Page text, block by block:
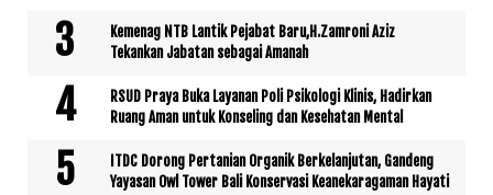
Kemenag NTB Lantik Pejabat Baru,H.Zamroni Aziz
Tekankan Jabatan sebagai Amanah
RSUD Praya Buka Layanan Poli Psikologi Klinis, Hadirkan
Ruang Aman untuk Konseling dan Kesehatan Mental
ITDC Dorong Pertanian Organik Berkelanjutan, Gandeng
Yayasan Owl Tower Bali Konservasi Keanekaragaman Hayati